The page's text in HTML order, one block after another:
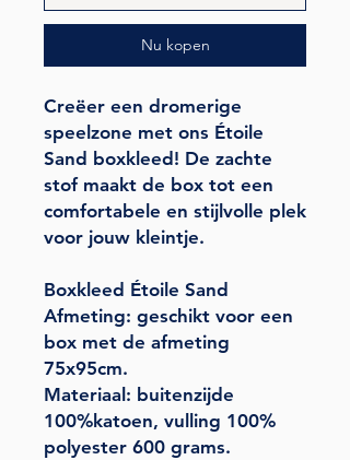
Nu kopen
Creëer een dromerige
speelzone met ons Étoile
Sand boxkleed! De zachte
stof maakt de box tot een
comfortabele en stijlvolle plek
voor jouw kleintje.
Boxkleed Étoile Sand
Afmeting: geschikt voor een
box met de afmeting
75x95cm.
Materiaal: buitenzijde
100%katoen, vulling 100%
polyester 600 grams.